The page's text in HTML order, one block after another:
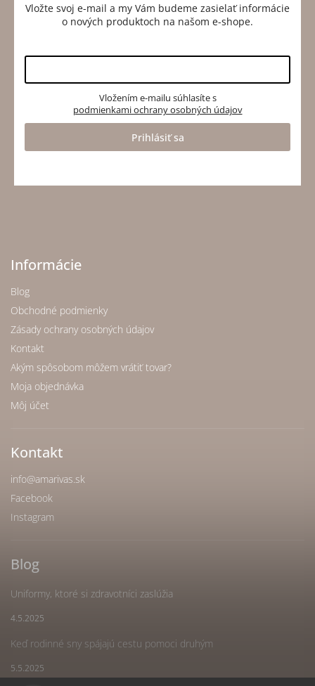
Vložte svoj e-mail a my Vám budeme zasielať informácie
o nových produktoch na našom e-shope.
Vložením e-mailu súhlasíte s
podmienkami ochrany osobných údajov
Prihlásiť sa
Informácie
Blog
Obchodné podmienky
Zásady ochrany osobných údajov
Kontakt
Akým spôsobom môžem vrátiť tovar?
Moja objednávka
Môj účet
Kontakt
info@amarivas.sk
Facebook
Instagram
Blog
Uniformy, ktoré si zdravotníci zaslúžia
4.5.2025
Keď rodinné sny spájajú cestu pomoci druhým
5.5.2025